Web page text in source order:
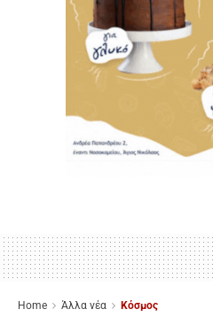
Home Άλλα νέα Κόσμος